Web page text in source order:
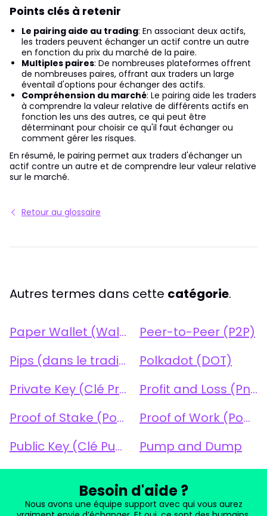
Points clés à retenir
Le pairing aide au trading: En associant deux actifs,
les traders peuvent échanger un actif contre un autre
en fonction du prix du marché de la paire.
Multiples paires: De nombreuses plateformes offrent
de nombreuses paires, offrant aux traders un large
éventail d'options pour échanger des actifs.
Compréhension du marché: Le pairing aide les traders
à comprendre la valeur relative de différents actifs en
fonction les uns des autres, ce qui peut être
déterminant pour choisir ce qu'il faut échanger ou
comment gérer les risques.
En résumé, le pairing permet aux traders d'échanger un
actif contre un autre et de comprendre leur valeur relative
sur le marché.
Retour au glossaire
Autres termes dans cette catégorie.
Paper Wallet (Wallet Papier)
Peer-to-Peer (P2P)
Pips (dans le trading)
Polkadot (DOT)
Private Key (Clé Privée)
Profit and Loss (PnL)
Proof of Stake (PoS)
Proof of Work (PoW)
Public Key (Clé Publique)
Pump and Dump
Besoin d'aide ?
Nous avons une équipe support avec qui vous aurez